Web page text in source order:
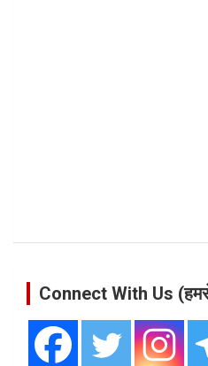
Connect With Us